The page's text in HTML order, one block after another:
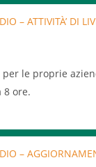
sulle patologie
da corrente
emorragie
specifiche in
da agenti
del
– ATTIVITÀ’ DI
per le proprie
8 ore.
attrezzature
–